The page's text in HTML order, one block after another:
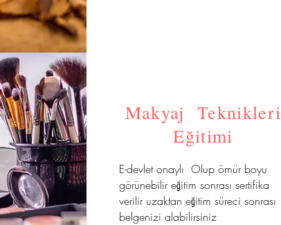
Makyaj Teknikleri
Eğitimi
E-devlet onaylı Olup ömür boyu
görünebilir eğitim sonrası sertifika
verilir uzaktan eğitim süreci sonrası
belgenizi alabilirsiniz